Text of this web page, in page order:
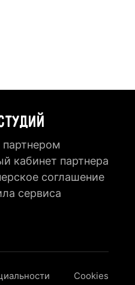
партнером
кабинет партнера
соглашение
сервиса
Cookies